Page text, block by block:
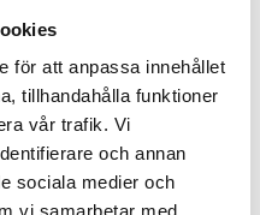
för att anpassa innehållet
tillhandahålla funktioner
vår trafik. Vi
och annan
sociala medier och
samarbetet mellan Algol
och anpassbar
av gemensamma
och stärkt av